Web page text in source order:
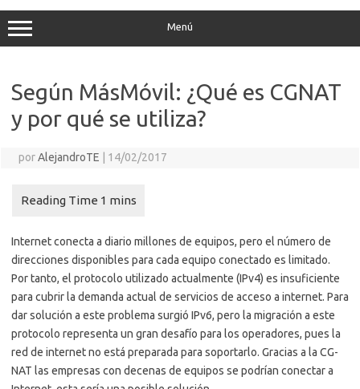
Menú
Según MásMóvil: ¿Qué es CGNAT
y por qué se utiliza?
porAlejandroTE 14/02/2017
Internet conecta a diario millones de equipos, pero el número de
direcciones disponibles para cada equipo conectado es limitado.
Por tanto, el protocolo utilizado actualmente (IPv4) es insuficiente
para cubrir la demanda actual de servicios de acceso a internet. Para
dar solución a este problema surgió IPv6, pero la migración a este
protocolo representa un gran desafío para los operadores, pues la
red de internet no está preparada para soportarlo. Gracias a la CG-
NAT las empresas con decenas de equipos se podrían conectar a